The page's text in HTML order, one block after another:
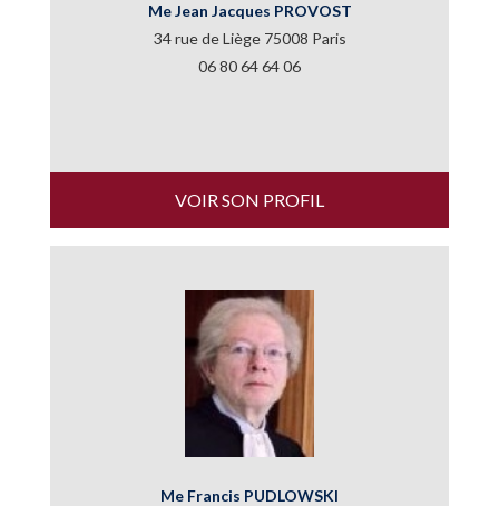
Me Jean Jacques PROVOST
34 rue de Liège 75008 Paris
06 80 64 64 06
VOIR SON PROFIL
Me Francis PUDLOWSKI